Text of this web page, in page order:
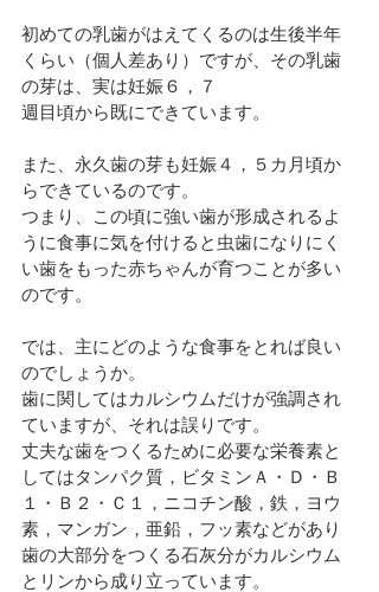
初めての乳歯がはえてくるのは生後半年
くらい（個人差あり）ですが、その乳歯
の芽は、実は妊娠６，７
週目頃から既にできています。
また、永久歯の芽も妊娠４，５カ月頃か
らできているのです。
つまり、この頃に強い歯が形成されるよ
うに食事に気を付けると虫歯になりにく
い歯をもった赤ちゃんが育つことが多い
のです。
では、主にどのような食事をとれば良い
のでしょうか。
歯に関してはカルシウムだけが強調され
ていますが、それは誤りです。
丈夫な歯をつくるために必要な栄養素と
してはタンパク質，ビタミンＡ・Ｄ・Ｂ
１・Ｂ２・Ｃ１，ニコチン酸，鉄，ヨウ
素，マンガン，亜鉛，フッ素などがあり
歯の大部分をつくる石灰分がカルシウム
とリンから成り立っています。